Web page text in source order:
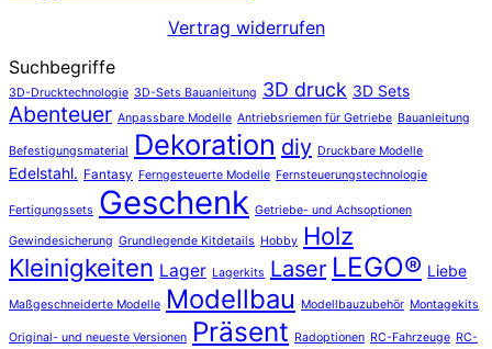
Vertrag widerrufen
Suchbegriffe
3D-Drucktechnologie 3D-Sets Bauanleitung 3D druck 3D Sets
Abenteuer Anpassbare Modelle Antriebsriemen für Getriebe Bauanleitung
Befestigungsmaterial Dekoration diy Druckbare Modelle
Edelstahl. Fantasy Ferngesteuerte Modelle Fernsteuerungstechnologie
Fertigungssets Geschenk Getriebe- und Achsoptionen
Gewindesicherung Grundlegende Kitdetails Hobby Holz
Kleinigkeiten Lager Lagerkits Laser LEGO® Liebe
Maßgeschneiderte Modelle Modellbau Modellbauzubehör Montagekits
Original- und neueste Versionen Präsent Radoptionen RC-Fahrzeuge RC-